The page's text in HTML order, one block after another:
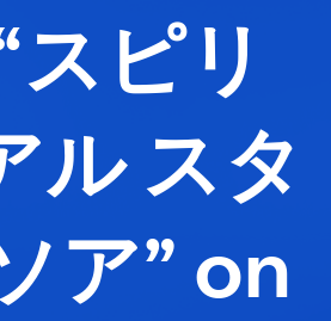
ピリ
ル スタ
ア” on